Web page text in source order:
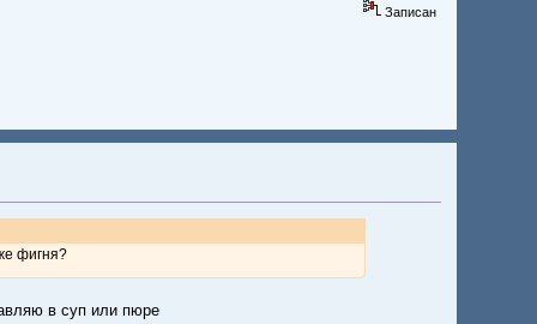
Записан
фигня?
в суп или пюре